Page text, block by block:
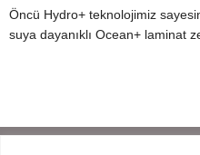
Öncü Hydro+ teknolojimiz
suya dayanıklı Ocean+ laminat